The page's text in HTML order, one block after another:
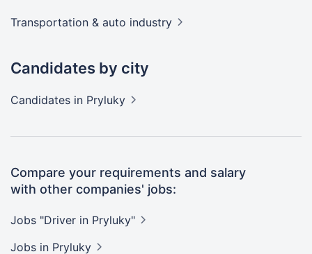
Transportation & auto industry
Candidates by city
Candidates in Pryluky
Compare your requirements and salary
with other companies' jobs:
Jobs "Driver in Pryluky"
Jobs in Pryluky